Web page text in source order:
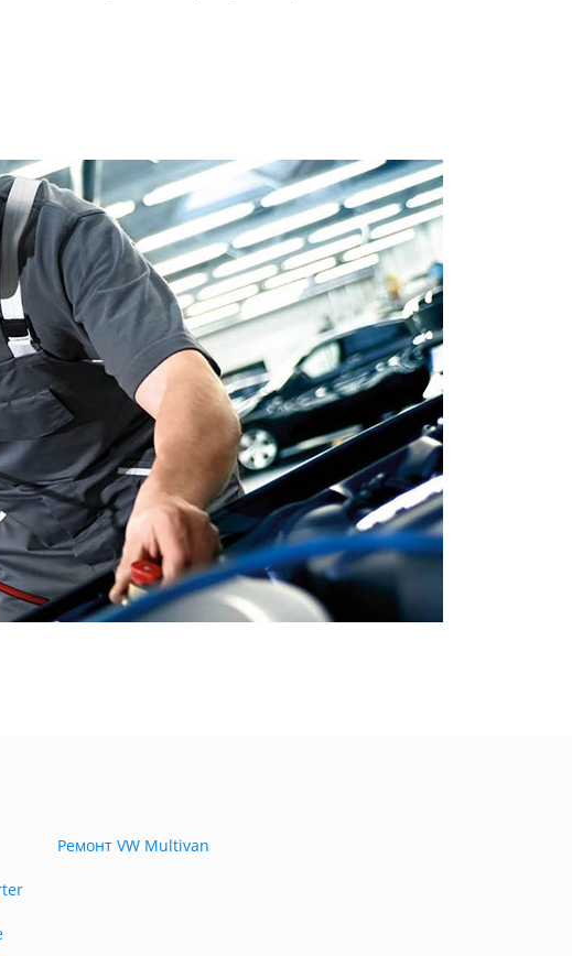
Ремонт VW Multivan